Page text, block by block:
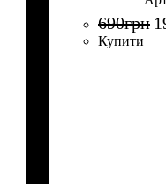
690грн
Купити